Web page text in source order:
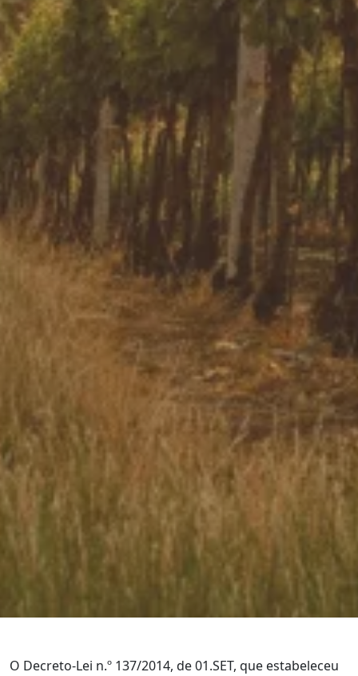
O Decreto-Lei n.º 137/2014, de 01.SET, que estabeleceu